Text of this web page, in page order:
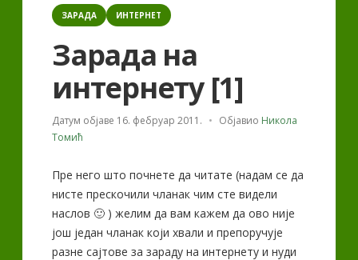
Categories
ЗАРАДА ИНТЕРНЕТ
Зарада на
интернету [1]
Датум објаве 16. фебруар 2011. Објавио Никола
Томић
Пре него што почнете да читате (надам се да
нисте прескочили чланак чим сте видели
наслов 🙂 ) желим да вам кажем да ово није
још један чланак који хвали и препоручује
разне сајтове за зараду на интернету и нуди